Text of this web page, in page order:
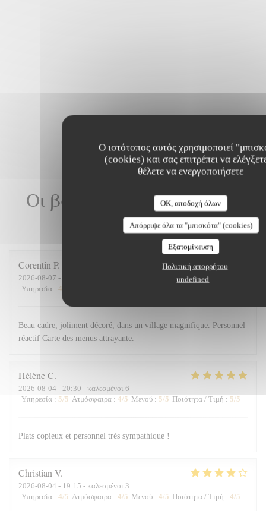
Ο ιστότοπος αυτός χρησιμοποιεί
(cookies) και σας επιτρέπει να
θέλετε να ενεργοποιήσετε
OK, αποδοχή όλων
Απόρριψε όλα τα "μπισκότα" (cookies)
Εξατομίκευση
Πολιτική απορρήτου
undefined
Οι βαθμολογίες πελατών
μας
Corentin P
2026-08-07 - 19:15 - καλεσμένοι 5
Υπηρεσία : 4
Beau cadre, joliment décoré, dans un village magnifique. Personnel
réactif Carte des menus attrayante.
HélèneC
2026-08-04 - 20:30 - καλεσμένοι 6
Υπηρεσία : 5/5 Ατμόσφαιρα : 4/5 Μενού : 5/5 Ποιότητα / Τιμή : 5/5
Plats copieux et personnel très sympathique !
Christian V
2026-08-04 - 19:15 - καλεσμένοι 3
Υπηρεσία : 4/5 Ατμόσφαιρα : 4/5 Μενού : 4/5 Ποιότητα / Τιμή : 4/5